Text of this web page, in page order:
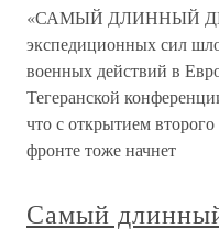
«САМЫЙ ДЛИННЫЙ
экспедиционных сил
военных действий в
Тегеранской
что с открытием
фронте тоже начнет
Самый